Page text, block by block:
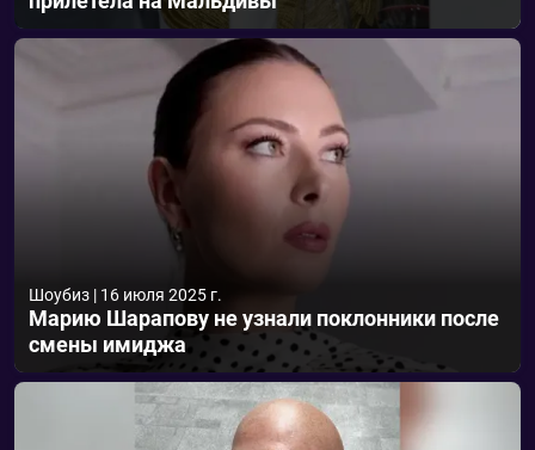
Шоубиз | 16 июля 2025 г.
Марию Шарапову не узнали поклонники после
смены имиджа